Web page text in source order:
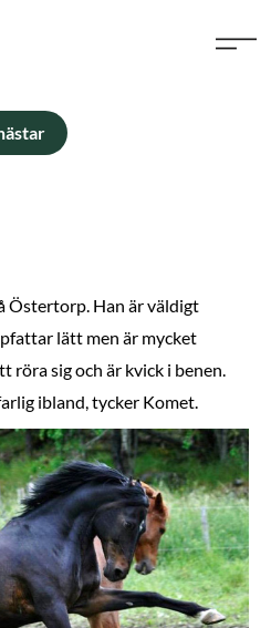
Östertorp. Han är väldigt
lätt men är mycket
röra sig och är kvick i benen.
ibland, tycker Komet.